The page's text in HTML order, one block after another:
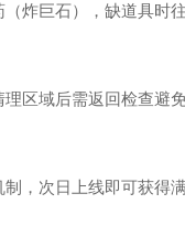
炸巨石），缺道具时
区域后需返回检查避
，次日上线即可获得